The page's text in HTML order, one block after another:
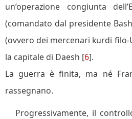
un’operazione congiunta
(comandato dal presidente
(ovvero dei mercenari kurdi filo-
la capitale di Daesh [6].
La guerra è finita, ma né
rassegnano.
Progressivamente, il